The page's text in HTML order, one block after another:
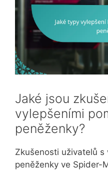
Jaké jsou
vylepšeními
peněženky?
Zkušenosti uživatelů s
peněženky ve Spider-